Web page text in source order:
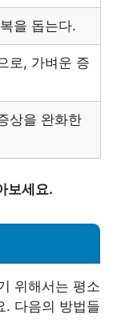
을 돕는다.
로, 가벼운 증
상을 완화한
보세요.
위해서는 평소
. 다음의 방법들